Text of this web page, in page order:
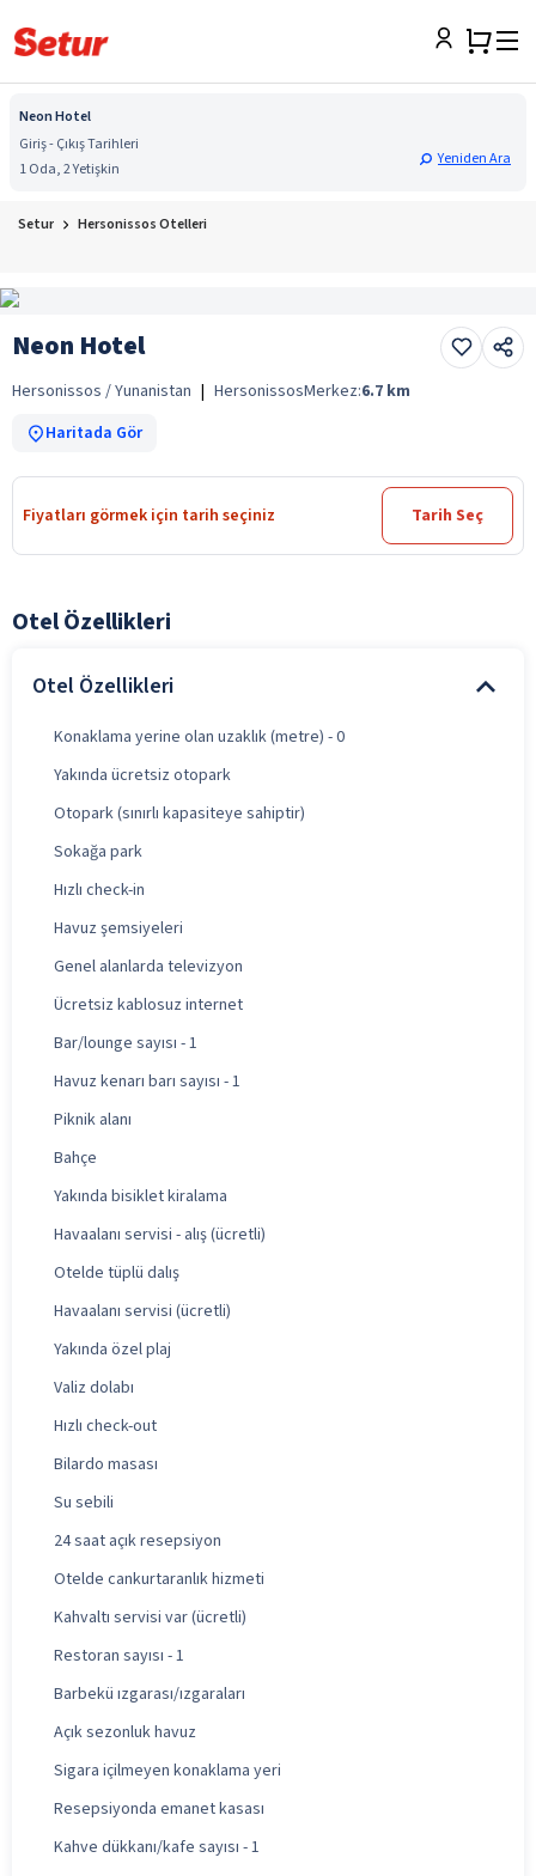
Neon Hotel
Giriş - Çıkış Tarihleri
1 Oda, 2 Yetişkin
Yeniden Ara
Setur Hersonissos Otelleri
Neon Hotel
Hersonissos / Yunanistan | HersonissosMerkez:6.7 km
Haritada Gör
Fiyatları görmek için tarih seçiniz Tarih Seç
Otel Özellikleri
Otel Özellikleri
Konaklama yerine olan uzaklık (metre) - 0
Yakında ücretsiz otopark
Otopark (sınırlı kapasiteye sahiptir)
Sokağa park
Hızlı check-in
Havuz şemsiyeleri
Genel alanlarda televizyon
Ücretsiz kablosuz internet
Bar/lounge sayısı - 1
Havuz kenarı barı sayısı - 1
Piknik alanı
Bahçe
Yakında bisiklet kiralama
Havaalanı servisi - alış (ücretli)
Otelde tüplü dalış
Havaalanı servisi (ücretli)
Yakında özel plaj
Valiz dolabı
Hızlı check-out
Bilardo masası
Su sebili
24 saat açık resepsiyon
Otelde cankurtaranlık hizmeti
Kahvaltı servisi var (ücretli)
Restoran sayısı - 1
Barbekü ızgarası/ızgaraları
Açık sezonluk havuz
Sigara içilmeyen konaklama yeri
Resepsiyonda emanet kasası
Kahve dükkanı/kafe sayısı - 1